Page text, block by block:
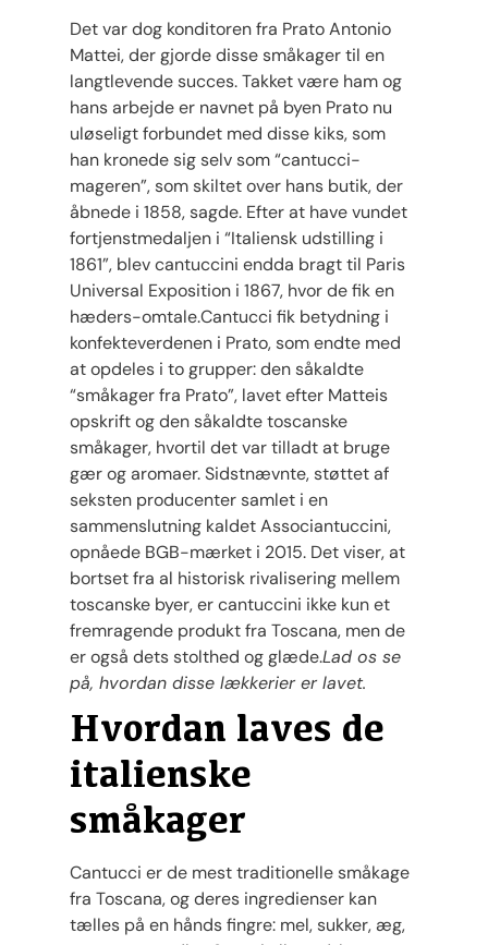
Det var dog konditoren fra Prato Antonio
Mattei, der gjorde disse småkager til en
langtlevende succes. Takket være ham og
hans arbejde er navnet på byen Prato nu
uløseligt forbundet med disse kiks, som
han kronede sig selv som “cantucci-
mageren”, som skiltet over hans butik, der
åbnede i 1858, sagde. Efter at have vundet
fortjenstmedaljen i “Italiensk udstilling i
1861”, blev cantuccini endda bragt til Paris
Universal Exposition i 1867, hvor de fik en
hæders-omtale.Cantucci fik betydning i
konfekteverdenen i Prato, som endte med
at opdeles i to grupper: den såkaldte
“småkager fra Prato”, lavet efter Matteis
opskrift og den såkaldte toscanske
småkager, hvortil det var tilladt at bruge
gær og aromaer. Sidstnævnte, støttet af
seksten producenter samlet i en
sammenslutning kaldet Associantuccini,
opnåede BGB-mærket i 2015. Det viser, at
bortset fra al historisk rivalisering mellem
toscanske byer, er cantuccini ikke kun et
fremragende produkt fra Toscana, men de
er også dets stolthed og glæde.Lad os se
på, hvordan disse lækkerier er lavet.
Hvordan laves de
italienske
småkager
Cantucci er de mest traditionelle småkage
fra Toscana, og deres ingredienser kan
tælles på en hånds fingre: mel, sukker, æg,